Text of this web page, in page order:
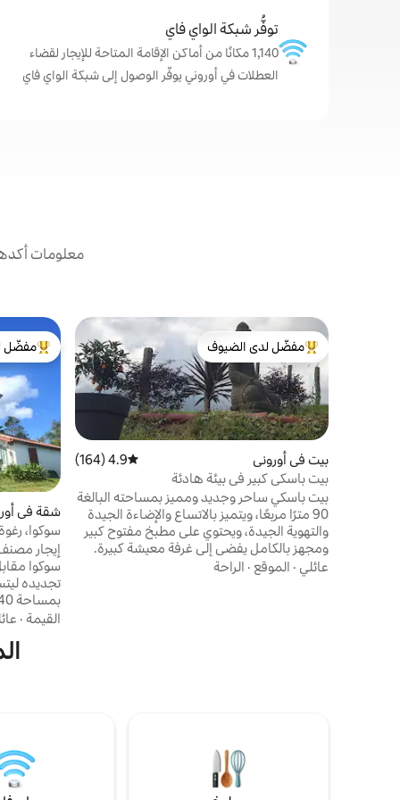
توفُّر شبكة الواي فاي
1,140 مكانًا من أماكن الإقامة المتاحة للإيجار لقضاء
العطلات في أوروني يوفّر الوصول إلى شبكة الواي فاي
معلومات
من أبرز البيوت المفضّلة لدى الضيوف
مفضّل لدى الضيوف
بيت في أوروني متوسط التقييم 4.9 من 5، 164 مراجعات
4.9 (164)
بيت باسكي كبير في بيئة هادئة
بيت باسكي ساحر وجديد ومميز بمساحته البالغة
90 مترًا مربعًا، ويتميز بالاتساع والإضاءة الجيدة
والتهوية الجيدة، ويحتوي على مطبخ مفتوح كبير
ومجهز بالكامل يفضي إلى غرفة معيشة كبيرة.
عائلي · الموقع · الراحة
من أبرز
مفضّل
شقة في
سوكوا، رغوة
سوكوا
تجديده
إسبانيا،
القيمة ·